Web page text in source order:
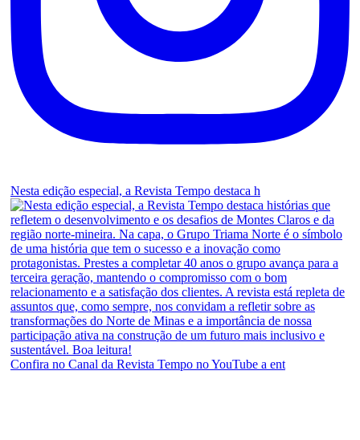
Nesta edição especial, a Revista Tempo destaca h
Confira no Canal da Revista Tempo no YouTube a ent